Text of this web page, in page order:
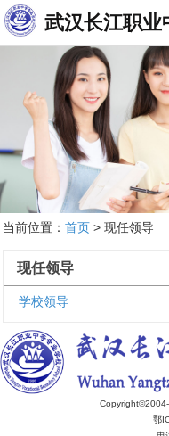
武汉长江职业
当前位置： 首页> 现任领导
现任领导
学校领导
鄂